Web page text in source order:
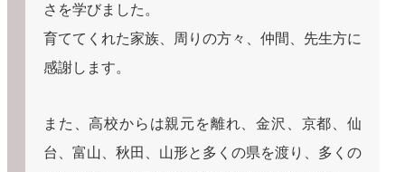
さを学びました。
育ててくれた家族、周りの方々、仲間、先生方に
感謝します。
また、高校からは親元を離れ、金沢、京都、仙
台、富山、秋田、山形と多くの県を渡り、多くの